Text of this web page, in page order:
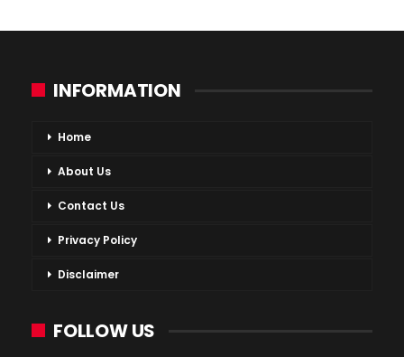
INFORMATION
Home
About Us
Contact Us
Privacy Policy
Disclaimer
FOLLOW US